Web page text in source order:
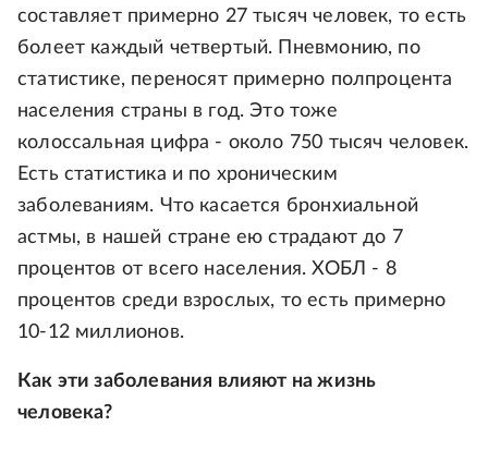
составляет примерно 27 тысяч человек, то есть
болеет каждый четвертый. Пневмонию, по
статистике, переносят примерно полпроцента
населения страны в год. Это тоже
колоссальная цифра - около 750 тысяч человек.
Есть статистика и по хроническим
заболеваниям. Что касается бронхиальной
астмы, в нашей стране ею страдают до 7
процентов от всего населения. ХОБЛ - 8
процентов среди взрослых, то есть примерно
10-12 миллионов.
Как эти заболевания влияют на жизнь
человека?